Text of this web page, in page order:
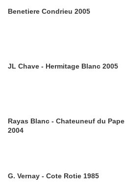
Benetiere Condrieu 2005
JL Chave - Hermitage Blanc 2005
Rayas Blanc - Chateuneuf du Pape
2004
G. Vernay - Cote Rotie 1985